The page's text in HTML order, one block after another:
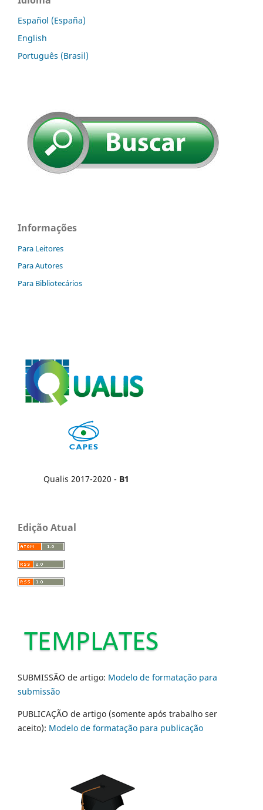
Español (España)
English
Português (Brasil)
Informações
Para Leitores
Para Autores
Para Bibliotecários
Qualis 2017-2020 - B1
Edição Atual
SUBMISSÃO de artigo: Modelo de formatação para
submissão
PUBLICAÇÃO de artigo (somente após trabalho ser
aceito): Modelo de formatação para publicação